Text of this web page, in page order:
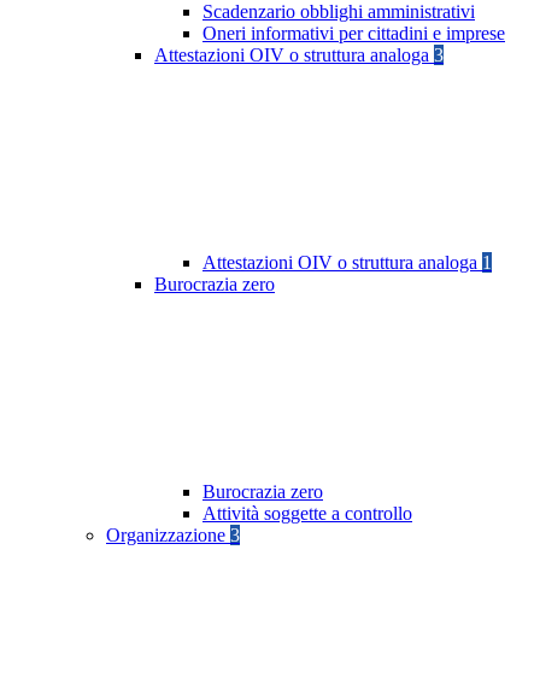
Scadenzario obblighi amministrativi
Oneri informativi per cittadini e imprese
Attestazioni OIV o struttura analoga 3
Attestazioni OIV o struttura analoga 1
Burocrazia zero
Burocrazia zero
Attività soggette a controllo
Organizzazione 3